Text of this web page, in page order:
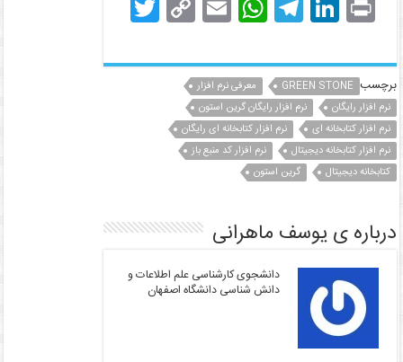
in
t
n
k
e
dI
n
el
e
gr
a
m
h
at
s
A
p
m
ai
l
o
p
w
itt برچسب GREEN STONE
معرفی نرم افزار
نرم افزار رایگان
نرم افزار رایگان گرین استون
نرم افزار کتابخانه ای
نرم افزار کتابخانه ای رایگان
نرم افزار کتابخانه دیجیتال
نرم افزار کد منبع باز
کتابخانه دیجیتال
گرین استون
درباره ی یوسف ماهرانی
دانشجوی کارشناسی علم اطلاعات و
دانش شناسی دانشگاه اصفهان